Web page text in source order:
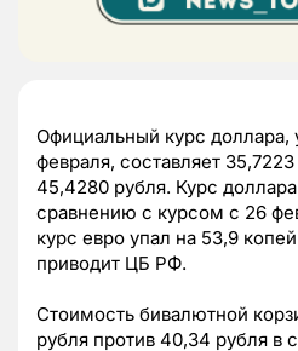
Официальный курс
февраля, составляет
45,4280 рубля. Курс
сравнению с курсом с 26
курс евро упал на 53,9
приводит ЦБ РФ.
Стоимость бивалютной
рубля против 40,34 рубля в